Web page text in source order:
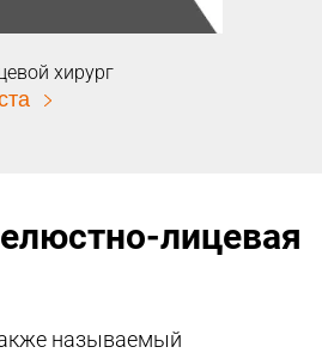
хирург
лицевая
называемый